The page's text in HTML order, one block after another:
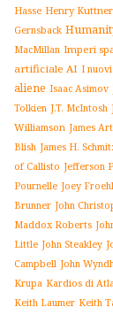
Hasse Henry Kuttner
Gernsback
MacMillan Imperi
artificiale AI I
aliene Isaac Asimov
Tolkien J.T. McIntosh
Williamson James
Blish James H.
of Callisto Jefferson
Pournelle Joey
Brunner John
Maddox Roberts
Little John Steakley
Campbell John
Krupa Kardios di
Keith Laumer Keith